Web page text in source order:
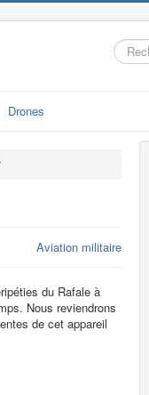
Drones
Aviation militaire
du Rafale à
Nous reviendrons
de cet appareil